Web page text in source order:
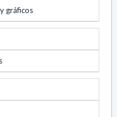
gráficos